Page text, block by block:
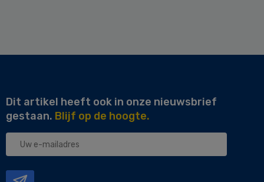
Dit artikel heeft ook in onze nieuwsbrief
gestaan. Blijf op de hoogte.
Uw